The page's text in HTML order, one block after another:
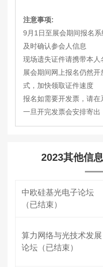
注意事项:
9月1日至展会期间报名
及时确认参会人信息
现场遗失证件请携带本
展会期间网上报名仍然
式，加快领取证件速度
报名如需要开发票，请在
一旦开完发票会安排寄出
2023其他信
中欧硅基光电子论坛
（已结束）
算力网络与光技术发展
论坛（已结束）